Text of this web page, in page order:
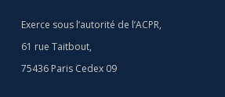
Exerce sous l’autorité de l’ACPR,
61 rue Taitbout,
75436 Paris Cedex 09